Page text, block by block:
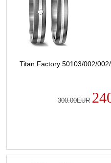
Titan Factory 50103/002/
300.00EUR